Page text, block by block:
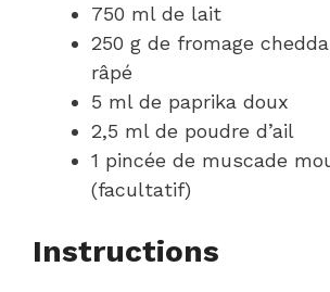
750 ml de lait
250 g de fromage
râpé
5 ml de paprika doux
2,5 ml de poudre d’ail
1 pincée de muscade
(facultatif)
Instructions